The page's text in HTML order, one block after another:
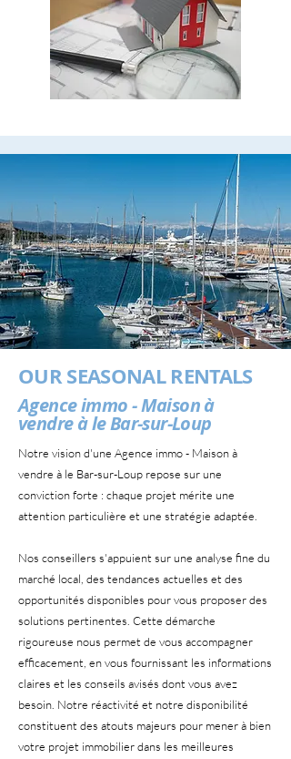
OUR SEASONAL RENTALS
Agence immo - Maison à
vendre à le Bar-sur-Loup
Notre vision d'une Agence immo - Maison à
vendre à le Bar-sur-Loup repose sur une
conviction forte : chaque projet mérite une
attention particulière et une stratégie adaptée.
Nos conseillers s'appuient sur une analyse fine du
marché local, des tendances actuelles et des
opportunités disponibles pour vous proposer des
solutions pertinentes. Cette démarche
rigoureuse nous permet de vous accompagner
efficacement, en vous fournissant les informations
claires et les conseils avisés dont vous avez
besoin. Notre réactivité et notre disponibilité
constituent des atouts majeurs pour mener à bien
votre projet immobilier dans les meilleures